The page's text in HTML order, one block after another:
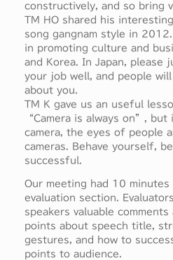
constructively, and so bring
TM HO shared his
song gangnam style in
in promoting culture and
and Korea. In Japan, please
your job well, and people
about you.
TM K gave us an useful
“Camera is always on”,
camera, the eyes of people
cameras. Behave yourself,
successful.
Our meeting had 10
evaluation section.
speakers valuable comments
points about speech title,
gestures, and how to
points to audience.